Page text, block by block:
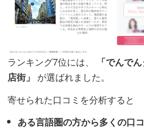
ランキング7位には、
「でんで
店街」
が選ばれました。
寄せられた口コミを分析すると
ある言語圏の方から多くの口